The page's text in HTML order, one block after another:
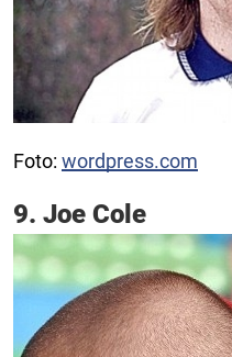
Foto: wordpress.com
9. Joe Cole